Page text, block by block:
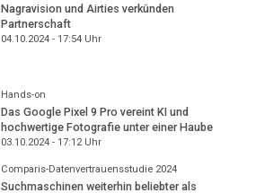
Nagravision und Airties verkünden
Partnerschaft
04.10.2024 - 17:54Uhr
Hands-on
Das Google Pixel 9 Pro vereint KI und
hochwertige Fotografie unter einer Haube
03.10.2024 - 17:12Uhr
Comparis-Datenvertrauensstudie 2024
Suchmaschinen weiterhin beliebter als